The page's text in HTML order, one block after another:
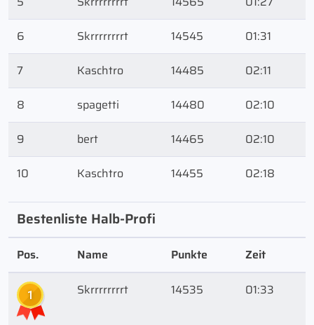
6
Skrrrrrrrrt 14545
01:31
7
Kaschtro 14485
02:11
8
spagetti 14480
02:10
9
bert 14465
02:10
10
Kaschtro 14455 02:18
Bestenliste Halb-Profi
Pos. Name Punkte Zeit
1 Skrrrrrrrrt 14535 01:33